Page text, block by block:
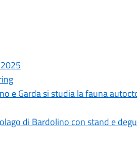
e Garda si studia la fauna
di Bardolino con stand e